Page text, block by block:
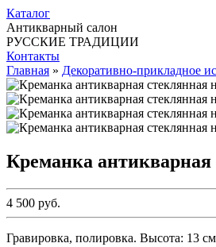
Каталог
Антикварный салон
РУССКИЕ ТРАДИЦИИ
Контакты
Главная » Декоративно-прикладное
Креманка
4 500 руб.
Гравировка, полировка. Высота: 13